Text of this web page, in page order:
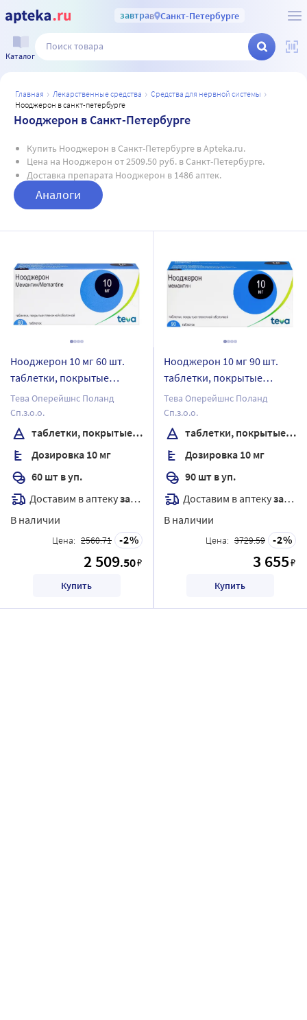
завтрав Санкт-Петербурге
Каталог
главная лекарственные средства
средства для нервной системы
нооджерон в санкт-петербурге
Нооджерон в Санкт-Петербурге
Купить Нооджерон в Санкт-Петербурге в Apteka.ru.
Цена на Нооджерон от 2509.50 руб. в Санкт-Петербурге.
Доставка препарата Нооджерон в 1486 аптек.
Аналоги
Нооджерон 10 мг 60 шт.
таблетки, покрытые
пленочной оболочкой
Тева Оперейшнс Поланд
Сп.з.о.о.
таблетки, покрытые пленочной оболочкой
Дозировка 10 мг
60 шт в уп.
Доставим в аптекузавтра
В наличии
Цена: 2560.71 2
2 509.50₽
Купить
Нооджерон 10 мг 90 шт.
таблетки, покрытые
пленочной оболочкой
Тева Оперейшнс Поланд
Сп.з.о.о.
таблетки, покрытые пленочной оболочкой
Дозировка 10 мг
90 шт в уп.
Доставим в аптекузавтра
В наличии
Цена: 3729.59 2
3 655₽
Купить